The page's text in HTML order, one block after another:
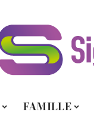
FAMILLE